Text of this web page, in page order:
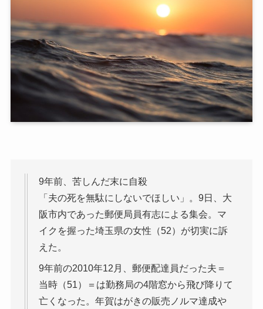
9年前、苦しんだ末に自殺
「夫の死を無駄にしないでほしい」。9日、大
阪市内であった郵便局員有志による集会。マ
イクを握った埼玉県の女性（52）が切実に訴
えた。
9年前の2010年12月、郵便配達員だった夫＝
当時（51）＝は勤務局の4階窓から飛び降りて
亡くなった。年賀はがきの販売ノルマ達成や